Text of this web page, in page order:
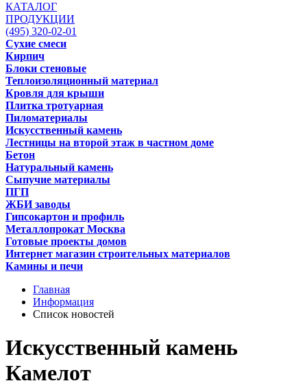
КАТАЛОГ
ПРОДУКЦИИ
(495) 320-02-01
Сухие смеси
Кирпич
Блоки стеновые
Теплоизоляционный материал
Кровля для крыши
Плитка тротуарная
Пиломатериалы
Искусственный камень
Лестницы на второй этаж в частном доме
Бетон
Натуральный камень
Сыпучие материалы
ПГП
ЖБИ заводы
Гипсокартон и профиль
Металлопрокат Москва
Готовые проекты домов
Интернет магазин строительных материалов
Камины и печи
Главная
Информация
Список новостей
Искусственный камень
Камелот